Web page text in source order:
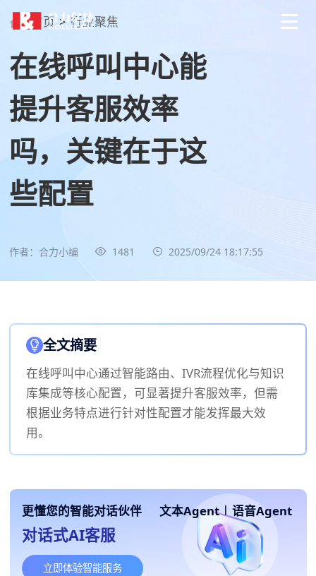
首页 > 行业聚焦
在线呼叫中心能
提升客服效率
吗，关键在于这
些配置
作者：合力小编 1481 2025/09/24 18:17:55
全文摘要
在线呼叫中心通过智能路由、IVR流程优化与知识
库集成等核心配置，可显著提升客服效率，但需
根据业务特点进行针对性配置才能发挥最大效
用。
更懂您的智能对话伙伴 文本Agent | 语音Agent
对话式AI客服
立即体验智能服务